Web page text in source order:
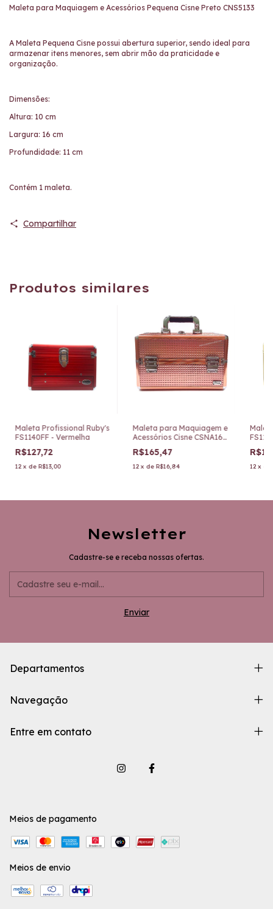
Maleta para Maquiagem e Acessórios Pequena Cisne Preto CNS5133
A Maleta Pequena Cisne possui abertura superior, sendo ideal para
armazenar itens menores, sem abrir mão da praticidade e
organização.
Dimensões:
Altura: 10 cm
Largura: 16 cm
Profundidade: 11 cm
Contém 1 maleta.
Compartilhar
Produtos similares
Maleta Profissional Ruby's
FS1140FF - Vermelha
R$127,72
12 x de R$13,00
Maleta para Maquiagem e
Acessórios Cisne CSNA160
R$165,47
12 x de R$16,84 12 x
Newsletter
Cadastre-se e receba nossas ofertas.
Departamentos
Navegação
Entre em contato
Meios de pagamento
Meios de envio